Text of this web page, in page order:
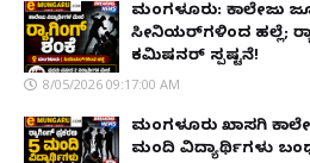
ಮಂಗಳೂರು: ಕಾಲೇಜು
ಸೀನಿಯರ್‌ಗಳಿಂದ ಹಲ್ಲೆ;
ಕಮಿಷನರ್ ಸ್ಪಷ್ಟನೆ!
8/05/2026 09:17:00 AM
ಮಂಗಳೂರು ಖಾಸಗಿ
ಮಂದಿ ವಿದ್ಯಾರ್ಥಿಗಳು